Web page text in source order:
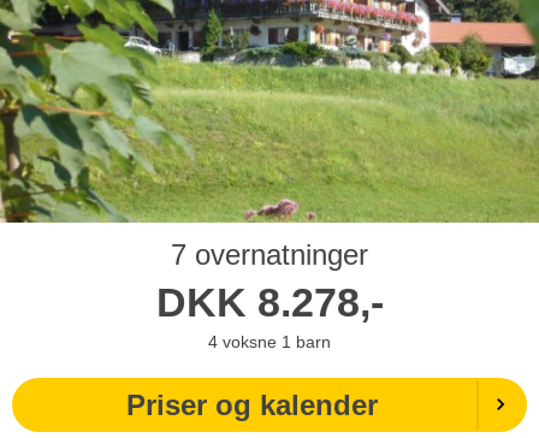
7 overnatninger
DKK 8.278,-
4 voksne 1 barn
Priser og kalender